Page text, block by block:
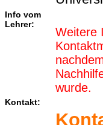
Info vom
Lehrer:
Weitere
wurde.
Kontakt: